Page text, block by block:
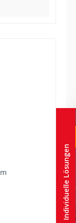
Individuelle Lösungen